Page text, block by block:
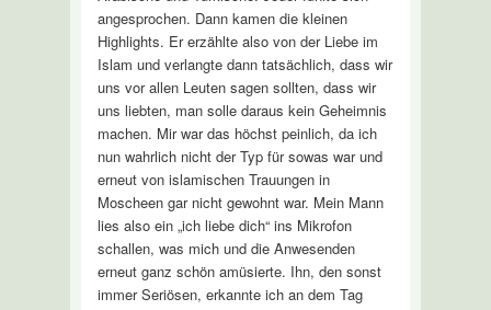
angesprochen. Dann kamen die kleinen
Highlights. Er erzählte also von der Liebe im
Islam und verlangte dann tatsächlich, dass wir
uns vor allen Leuten sagen sollten, dass wir
uns liebten, man solle daraus kein Geheimnis
machen. Mir war das höchst peinlich, da ich
nun wahrlich nicht der Typ für sowas war und
erneut von islamischen Trauungen in
Moscheen gar nicht gewohnt war. Mein Mann
lies also ein „ich liebe dich“ ins Mikrofon
schallen, was mich und die Anwesenden
erneut ganz schön amüsierte. Ihn, den sonst
immer Seriösen, erkannte ich an dem Tag